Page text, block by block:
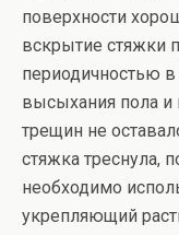
поверхности
вскрытие стяжки
периодичностью
высыхания пола и
трещин не
стяжка треснула,
необходимо
укрепляющий